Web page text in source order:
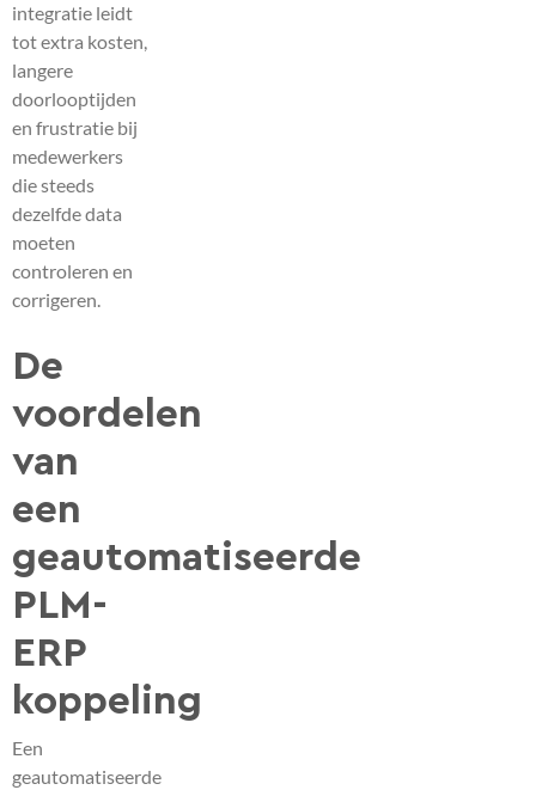
integratie leidt
tot extra kosten,
langere
doorlooptijden
en frustratie bij
medewerkers
die steeds
dezelfde data
moeten
controleren en
corrigeren.
De
voordelen
van
een
geautomatiseerde
PLM-
ERP
koppeling
Een
geautomatiseerde